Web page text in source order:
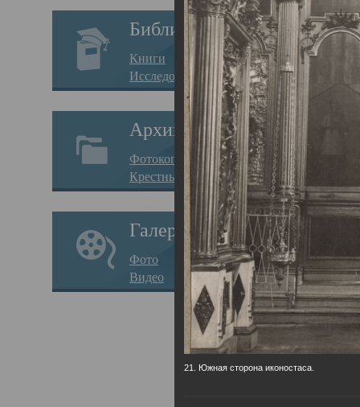
Библиотека
Книги
Исследования
Архив
Фотокопии дел
Крестные ходы
Галерея
Фото
Видео
21. Южная сторона иконостаса.